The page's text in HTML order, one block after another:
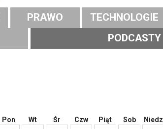
PRAWO TECHNOLOGIE
PODCASTY
Pon Wt Śr Czw Piąt Sob Niedz